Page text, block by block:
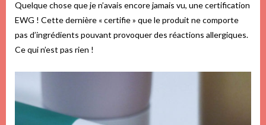
Quelque chose que je n’avais encore jamais vu, une certification
EWG ! Cette dernière « certifie » que le produit ne comporte
pas d’ingrédients pouvant provoquer des réactions allergiques.
Ce qui n’est pas rien !